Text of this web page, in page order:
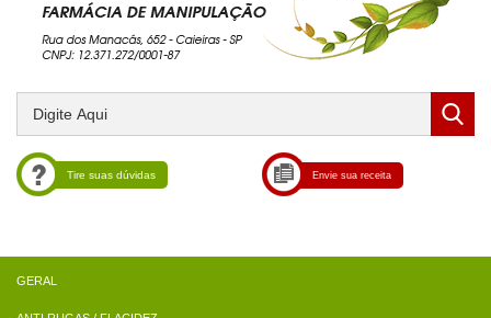
Tire suas dúvidas Envie sua receita